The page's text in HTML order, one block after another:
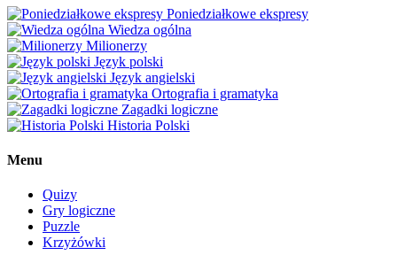
Poniedziałkowe ekspresy
Wiedza ogólna
Milionerzy
Język polski
Język angielski
Ortografia i gramatyka
Zagadki logiczne
Historia Polski
Menu
Quizy
Gry logiczne
Puzzle
Krzyżówki